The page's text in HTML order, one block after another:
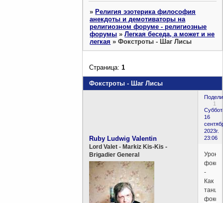
»Религия эзотерика философия
анекдоты и демотиваторы на
религиозном форуме - религиозные
форумы »Легкая беседа, а может и не
легкая »Фокстроты - Шаг Лисы
Фокстроты - Шаг Лисы
Страница:1
1
16
2023г.
23:06
Ruby Ludwig Valentin
Lord Valet - Markiz Kis-Kis -
Brigadier General
Урок
-
Как